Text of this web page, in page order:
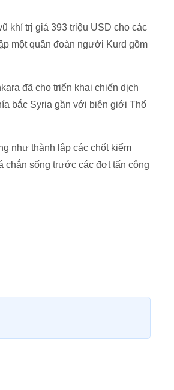
khí trị giá 393 triệu USD cho các
một quân đoàn người Kurd gồm
đã cho triển khai chiến dịch
bắc Syria gần với biên giới Thổ
như thành lập các chốt kiểm
chắn sống trước các đợt tấn công